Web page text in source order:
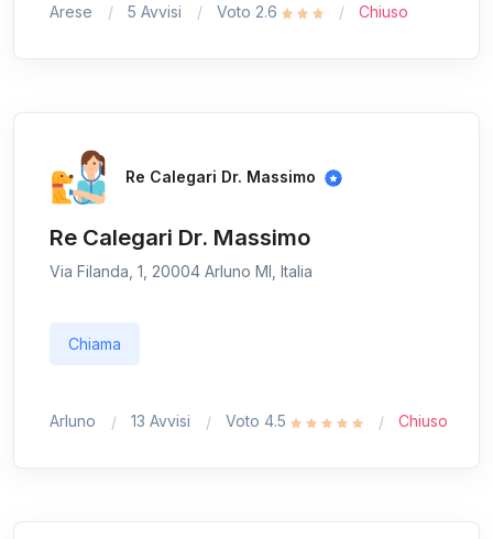
Arese 5 Avvisi Voto 2.6 Chiuso
Re Calegari Dr. Massimo
Re Calegari Dr. Massimo
Via Filanda, 1, 20004 Arluno MI, Italia
Chiama
Arluno 13 Avvisi Voto 4.5 Chiuso